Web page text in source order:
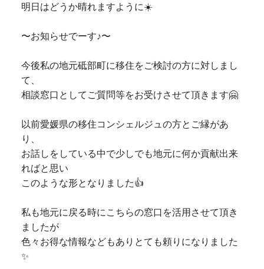
明日はどうか晴れますように☀️
〜お知らせでーす♪〜
今後私の地元砥部町に移住をご検討の方に対しまし
て、
相談窓口としてご質問等をお受けさせて頂きます🤗
以前愛媛県の移住コンシェルジュの方とご縁があ
り、
お話しをしている中で少しでも地元に何か貢献出来
ればと思い
このような形となりました👍
私も地元に戻る時にこちらの窓口を活用させて頂き
ましたが
色々お得な情報などもありとても頼りになりました
✨